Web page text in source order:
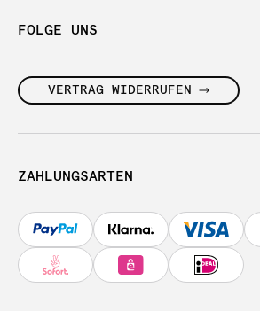
FOLGE UNS
VERTRAG WIDERRUFEN
ZAHLUNGSARTEN